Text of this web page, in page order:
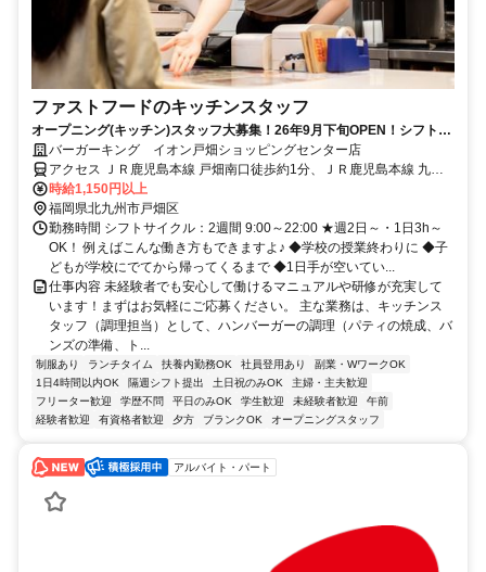
ファストフードのキッチンスタッフ
オープニング(キッチン)スタッフ大募集！26年9月下旬OPEN！シフト提
出は２週間ごと！
バーガーキング イオン戸畑ショッピングセンター店
アクセス ＪＲ鹿児島本線 戸畑南口徒歩約1分、ＪＲ鹿児島本線 九州
工大前徒歩約28分、ＪＲ鹿児島本線 枝光徒歩約32分 JR戸畑駅 徒歩1
分
時給1,150円以上
福岡県北九州市戸畑区
勤務時間 シフトサイクル：2週間 9:00～22:00 ★週2日～・1日3h～
OK！ 例えばこんな働き方もできますよ♪ ◆学校の授業終わりに ◆子
どもが学校にでてから帰ってくるまで ◆1日手が空いてい...
仕事内容 未経験者でも安心して働けるマニュアルや研修が充実して
います！まずはお気軽にご応募ください。 主な業務は、キッチンス
タッフ（調理担当）として、ハンバーガーの調理（パティの焼成、バ
ンズの準備、ト...
制服あり ランチタイム 扶養内勤務OK 社員登用あり
副業・WワークOK
1日4時間以内OK
隔週シフト提出 土日祝のみOK
主婦・主夫歓迎
フリーター歓迎
学歴不問 平日のみOK 学生歓迎 未経験者歓迎
午前
経験者歓迎
有資格者歓迎 夕方 ブランクOK オープニングスタッフ
アルバイト・パート